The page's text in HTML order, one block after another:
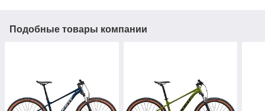
Подобные товары компании